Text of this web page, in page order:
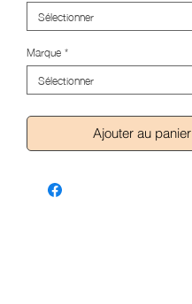
Marque*
Ajouter au panier